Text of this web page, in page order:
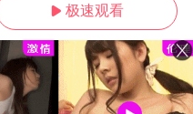
 极速观看